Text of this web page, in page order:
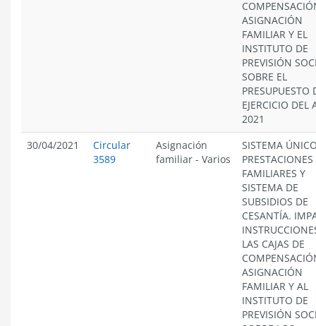
ASIGNACIÓN
FAMILIAR Y EL
INSTITUTO DE
PREVISIÓN
SOBRE EL
PRESUPUESTO
EJERCICIO DEL
2021
30/04/2021
Circular
3589
Asignación
familiar - Varios
SISTEMA
PRESTACIONES
FAMILIARES Y
SISTEMA DE
SUBSIDIOS DE
CESANTÍA.
LAS CAJAS DE
ASIGNACIÓN
FAMILIAR Y AL
INSTITUTO DE
PREVISIÓN